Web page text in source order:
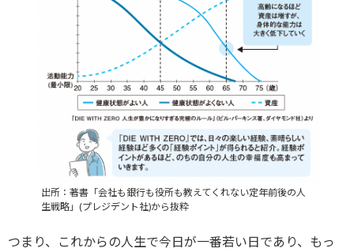
出所：著書「会社も銀行も役所も教えてくれない定年前後の人
生戦略」(プレジデント社)から抜粋
つまり、これからの人生で今日が一番若い日であり、もっ